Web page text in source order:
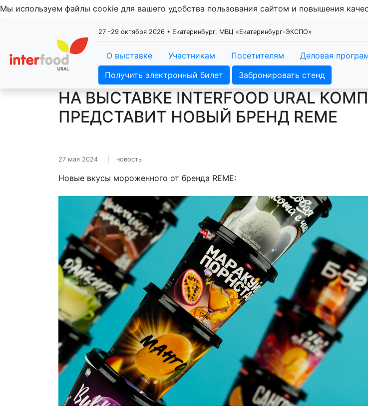
Мы используем файлы cookie для вашего удобства пользования сайтом и повышения
27 -29 октября 2026 • Екатеринбург, МВЦ «Екатеринбург-ЭКСПО»
О выставке Участникам Посетителям Деловая
Получить электронный билет
Забронировать стенд
НА ВЫСТАВКЕ INTERFOOD URAL
ПРЕДСТАВИТ НОВЫЙ БРЕНД REME
27 мая 2024 новость
Новые вкусы мороженного от бренда REME: